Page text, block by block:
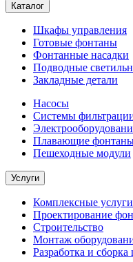
Каталог
Шкафы управления
Готовые фонтаны
Фонтанные насадки
Подводные
Закладные детали
Насосы
Системы
Плавающие
Пешеходные модули
Услуги
Комплексные услуги
Проектирование
Строительство
Монтаж
Разработка и